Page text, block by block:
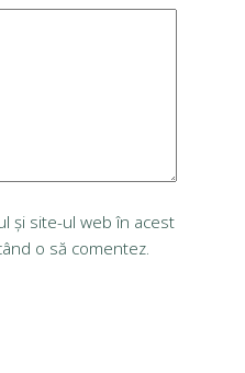
și site-ul web în acest
o să comentez.